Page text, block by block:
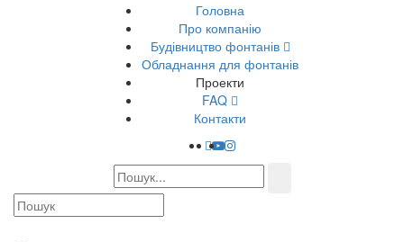
Головна
Про компанію
Будівництво фонтанів
Обладнання для фонтанів
Проекти
FAQ
Контакти